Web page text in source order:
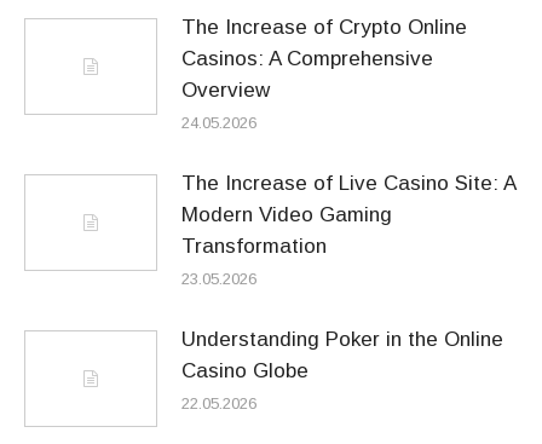
The Increase of Crypto Online
Casinos: A Comprehensive
Overview
24.05.2026
The Increase of Live Casino Site: A
Modern Video Gaming
Transformation
23.05.2026
Understanding Poker in the Online
Casino Globe
22.05.2026